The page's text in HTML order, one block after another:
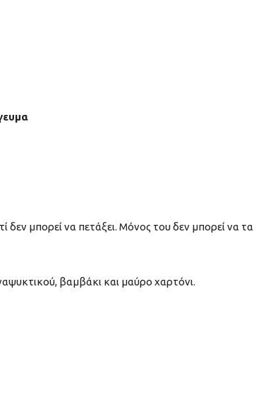
δεν μπορεί να πετάξει. Μόνος του δεν μπορεί να τα
βαμβάκι και μαύρο χαρτόνι.